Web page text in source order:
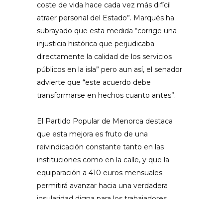
coste de vida hace cada vez más difícil
atraer personal del Estado”. Marqués ha
subrayado que esta medida “corrige una
injusticia histórica que perjudicaba
directamente la calidad de los servicios
públicos en la isla” pero aun así, el senador
advierte que “este acuerdo debe
transformarse en hechos cuanto antes”.
El Partido Popular de Menorca destaca
que esta mejora es fruto de una
reivindicación constante tanto en las
instituciones como en la calle, y que la
equiparación a 410 euros mensuales
permitirá avanzar hacia una verdadera